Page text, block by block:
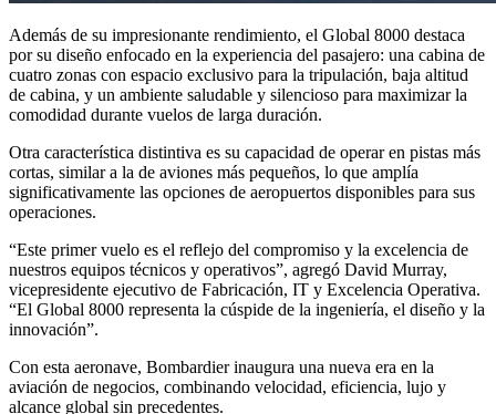
Además de su impresionante rendimiento, el Global 8000 destaca
por su diseño enfocado en la experiencia del pasajero: una cabina de
cuatro zonas con espacio exclusivo para la tripulación, baja altitud
de cabina, y un ambiente saludable y silencioso para maximizar la
comodidad durante vuelos de larga duración.
Otra característica distintiva es su capacidad de operar en pistas más
cortas, similar a la de aviones más pequeños, lo que amplía
significativamente las opciones de aeropuertos disponibles para sus
operaciones.
“Este primer vuelo es el reflejo del compromiso y la excelencia de
nuestros equipos técnicos y operativos”, agregó David Murray,
vicepresidente ejecutivo de Fabricación, IT y Excelencia Operativa.
“El Global 8000 representa la cúspide de la ingeniería, el diseño y la
innovación”.
Con esta aeronave, Bombardier inaugura una nueva era en la
aviación de negocios, combinando velocidad, eficiencia, lujo y
alcance global sin precedentes.